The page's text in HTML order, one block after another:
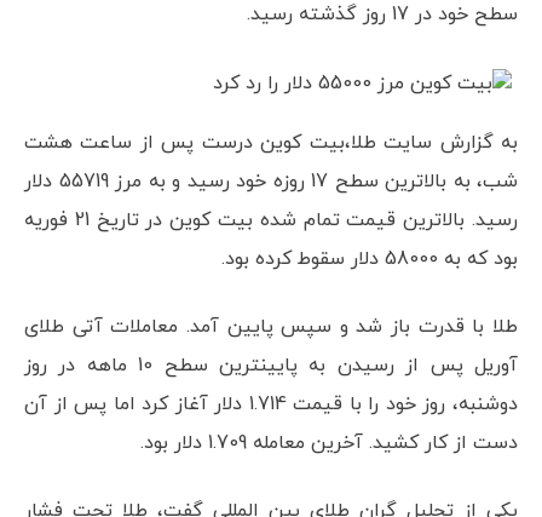
سطح خود در 17 روز گذشته رسید.
به گزارش سایت طلا،بیت کوین درست پس از ساعت هشت
شب، به بالاترین سطح 17 روزه خود رسید و به مرز 55719 دلار
رسید. بالاترین قیمت تمام شده بیت کوین در تاریخ 21 فوریه
بود که به 58000 دلار سقوط کرده بود.
طلا با قدرت باز شد و سپس پایین آمد. معاملات آتی طلای
آوریل پس از رسیدن به پایین­ترین سطح 10 ماهه در روز
دوشنبه، روز خود را با قیمت 1.714 دلار آغاز کرد اما پس از آن
دست از کار کشید. آخرین معامله 1.709 دلار بود.
یکی از تحلیل گران طلای بین المللی گفت، طلا تحت فشار